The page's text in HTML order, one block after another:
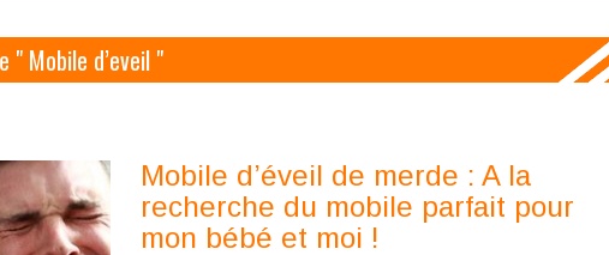
Mobile d’eveil "
Mobile d’éveil de merde : A la
recherche du mobile parfait pour
mon bébé et moi !